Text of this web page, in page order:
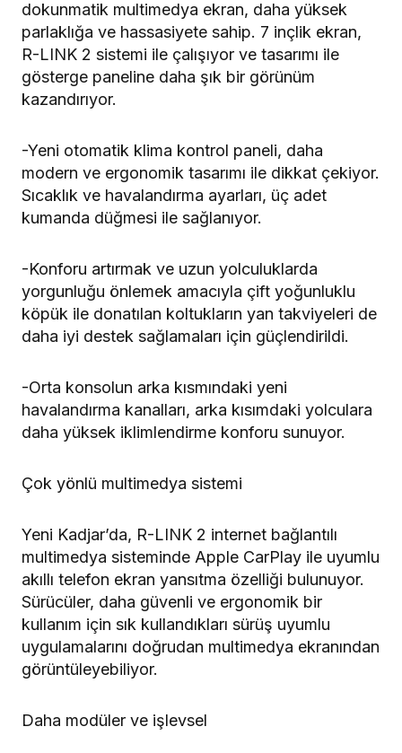
dokunmatik multimedya ekran, daha yüksek
parlaklığa ve hassasiyete sahip. 7 inçlik ekran,
R-LINK 2 sistemi ile çalışıyor ve tasarımı ile
gösterge paneline daha şık bir görünüm
kazandırıyor.
-Yeni otomatik klima kontrol paneli, daha
modern ve ergonomik tasarımı ile dikkat çekiyor.
Sıcaklık ve havalandırma ayarları, üç adet
kumanda düğmesi ile sağlanıyor.
-Konforu artırmak ve uzun yolculuklarda
yorgunluğu önlemek amacıyla çift yoğunluklu
köpük ile donatılan koltukların yan takviyeleri de
daha iyi destek sağlamaları için güçlendirildi.
-Orta konsolun arka kısmındaki yeni
havalandırma kanalları, arka kısımdaki yolculara
daha yüksek iklimlendirme konforu sunuyor.
Çok yönlü multimedya sistemi
Yeni Kadjar’da, R-LINK 2 internet bağlantılı
multimedya sisteminde Apple CarPlay ile uyumlu
akıllı telefon ekran yansıtma özelliği bulunuyor.
Sürücüler, daha güvenli ve ergonomik bir
kullanım için sık kullandıkları sürüş uyumlu
uygulamalarını doğrudan multimedya ekranından
görüntüleyebiliyor.
Daha modüler ve işlevsel